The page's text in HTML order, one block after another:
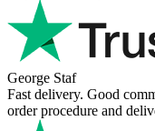
George Staf
Fast delivery. Good
order procedure and